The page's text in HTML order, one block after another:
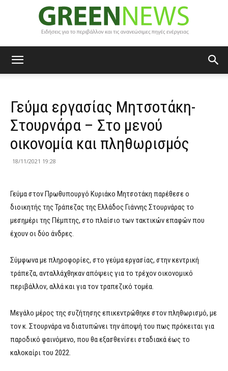
News
Γεύμα εργασίας Μητσοτάκη-
Στουρνάρα – Στο μενού
οικονομία και πληθωρισμός
18/11/2021 19:28
Γεύμα στον Πρωθυπουργό Κυριάκο Μητσοτάκη παρέθεσε ο
διοικητής της Τράπεζας της Ελλάδος Γιάννης Στουρνάρας το
μεσημέρι της Πέμπτης, στο πλαίσιο των τακτικών επαφών που
έχουν οι δύο άνδρες.
Σύμφωνα με πληροφορίες, στο γεύμα εργασίας, στην κεντρική
τράπεζα, ανταλλάχθηκαν απόψεις για το τρέχον οικονομικό
περιβάλλον, αλλά και για τον τραπεζικό τομέα.
Μεγάλο μέρος της συζήτησης επικεντρώθηκε στον πληθωρισμό, με
τον κ. Στουρνάρα να διατυπώνει την άποψή του πως πρόκειται για
παροδικό φαινόμενο, που θα εξασθενίσει σταδιακά έως το
καλοκαίρι του 2022.